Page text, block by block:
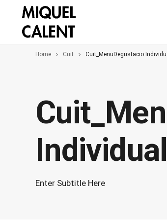
Home Cuit Cuit_MenuDegustacio
Enter Subtitle Here